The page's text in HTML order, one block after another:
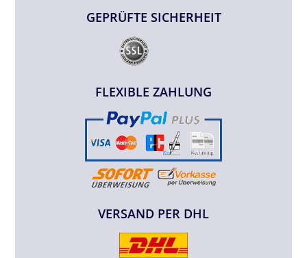
GEPRÜFTE SICHERHEIT
FLEXIBLE ZAHLUNG
VERSAND PER DHL